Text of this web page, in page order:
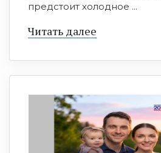
предстоит холодное ...
Читать далее